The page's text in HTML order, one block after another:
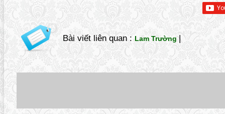
Bài viết liên quan : Lam Trường |